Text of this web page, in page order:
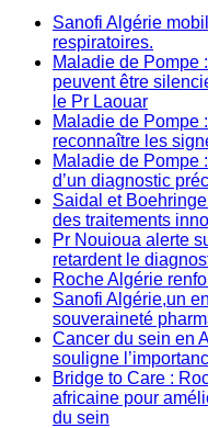
Sanofi Algérie
respiratoires.
Maladie de Pompe
peuvent être
le Pr Laouar
Maladie de Pompe
reconnaître les
Maladie de Pompe
d’un diagnostic
Saidal et
des traitements
Pr Nouioua alerte
retardent le
Roche Algérie
Sanofi Algérie,un
souveraineté
Cancer du sein en
souligne
Bridge to Care :
africaine pour
du sein